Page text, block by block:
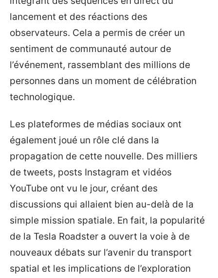
lancement et des réactions des
observateurs. Cela a permis de créer un
sentiment de communauté autour de
l’événement, rassemblant des millions de
personnes dans un moment de célébration
technologique.
Les plateformes de médias sociaux ont
également joué un rôle clé dans la
propagation de cette nouvelle. Des milliers
de tweets, posts Instagram et vidéos
YouTube ont vu le jour, créant des
discussions qui allaient bien au-delà de la
simple mission spatiale. En fait, la popularité
de la Tesla Roadster a ouvert la voie à de
nouveaux débats sur l’avenir du transport
spatial et les implications de l’exploration